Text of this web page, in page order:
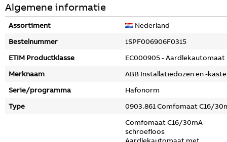
Algemene informatie
Assortiment
Nederland
Bestelnummer
1SPF006906F0315
ETIM Productklasse
EC000905 - Aardlekautomaat
Merknaam
ABB Installatiedozen en -
Serie/programma
Hafonorm
Type
0903.861 Comfomaat C16/
Comfomaat C16/30mA
schroefloos